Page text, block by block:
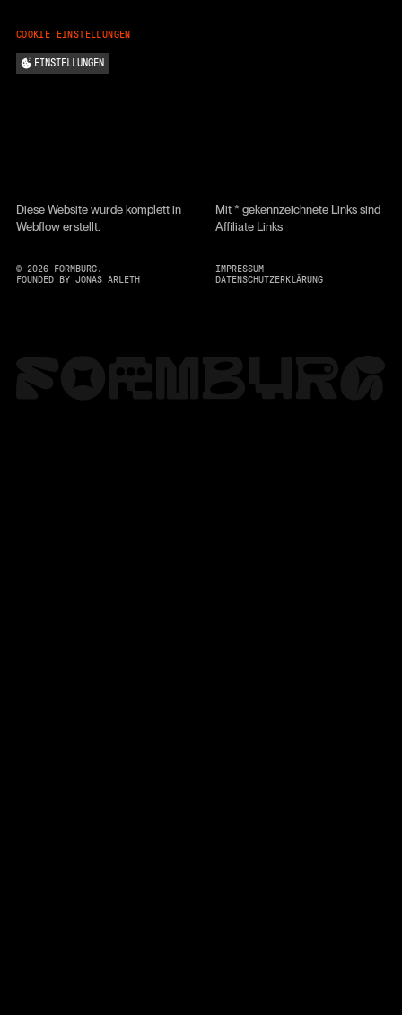
COOKIE EINSTELLUNGEN
EINSTELLUNGEN
Diese Website wurde komplett in
Webflow erstellt.
Mit * gekennzeichnete Links sind
Affiliate Links
© 2026FORMBURG.
FOUNDED BY JONAS ARLETH
IMPRESSUM
DATENSCHUTZERKLÄRUNG